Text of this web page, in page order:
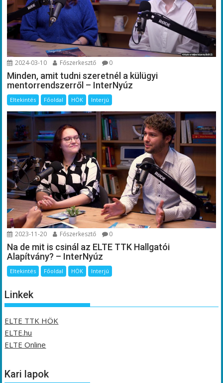
2024-03-10 Főszerkesztő 0
Minden, amit tudni szeretnél a külügyi
mentorrendszerről – InterNyúz
Eltekintés Főoldal HÖK Interjú
2023-11-20 Főszerkesztő 0
Na de mit is csinál az ELTE TTK Hallgatói
Alapítvány? – InterNyúz
Eltekintés Főoldal HÖK Interjú
Linkek
ELTE TTK HÖK
ELTE.hu
ELTE Online
Kari lapok